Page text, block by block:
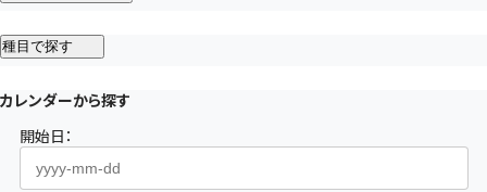
種目で探す
カレンダーから探す
開始日：